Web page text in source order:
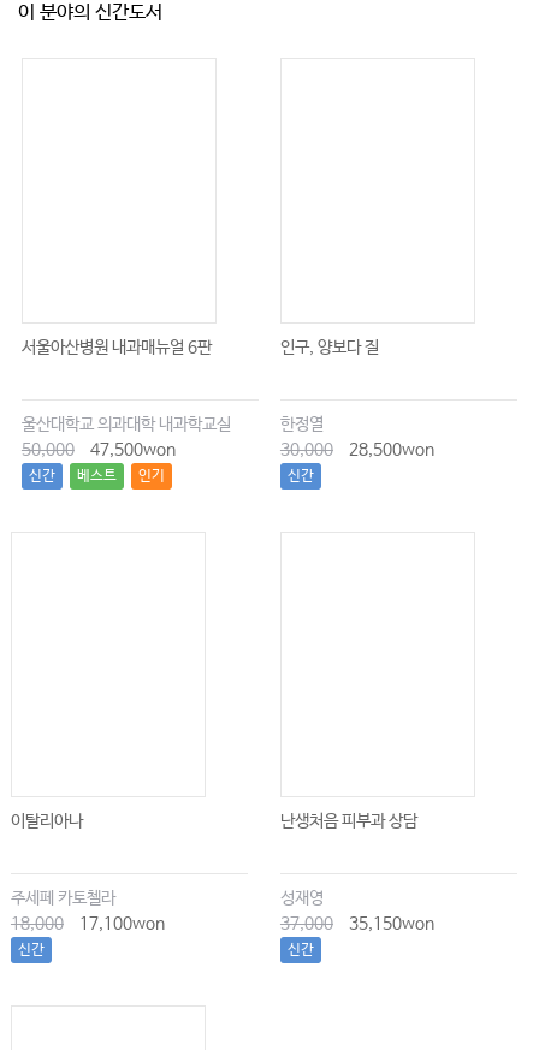
이 분야의 신간도서
서울아산병원 내과매뉴얼 6판
울산대학교 의과대학 내과학교실
50,000
47,500won
신간 베스트 인기
인구, 양보다 질
한정열
30,000
28,500won
신간
이탈리아나
주세페 카토첼라
18,000
17,100won
신간
난생처음 피부과 상담
성재영
37,000
35,150won
신간